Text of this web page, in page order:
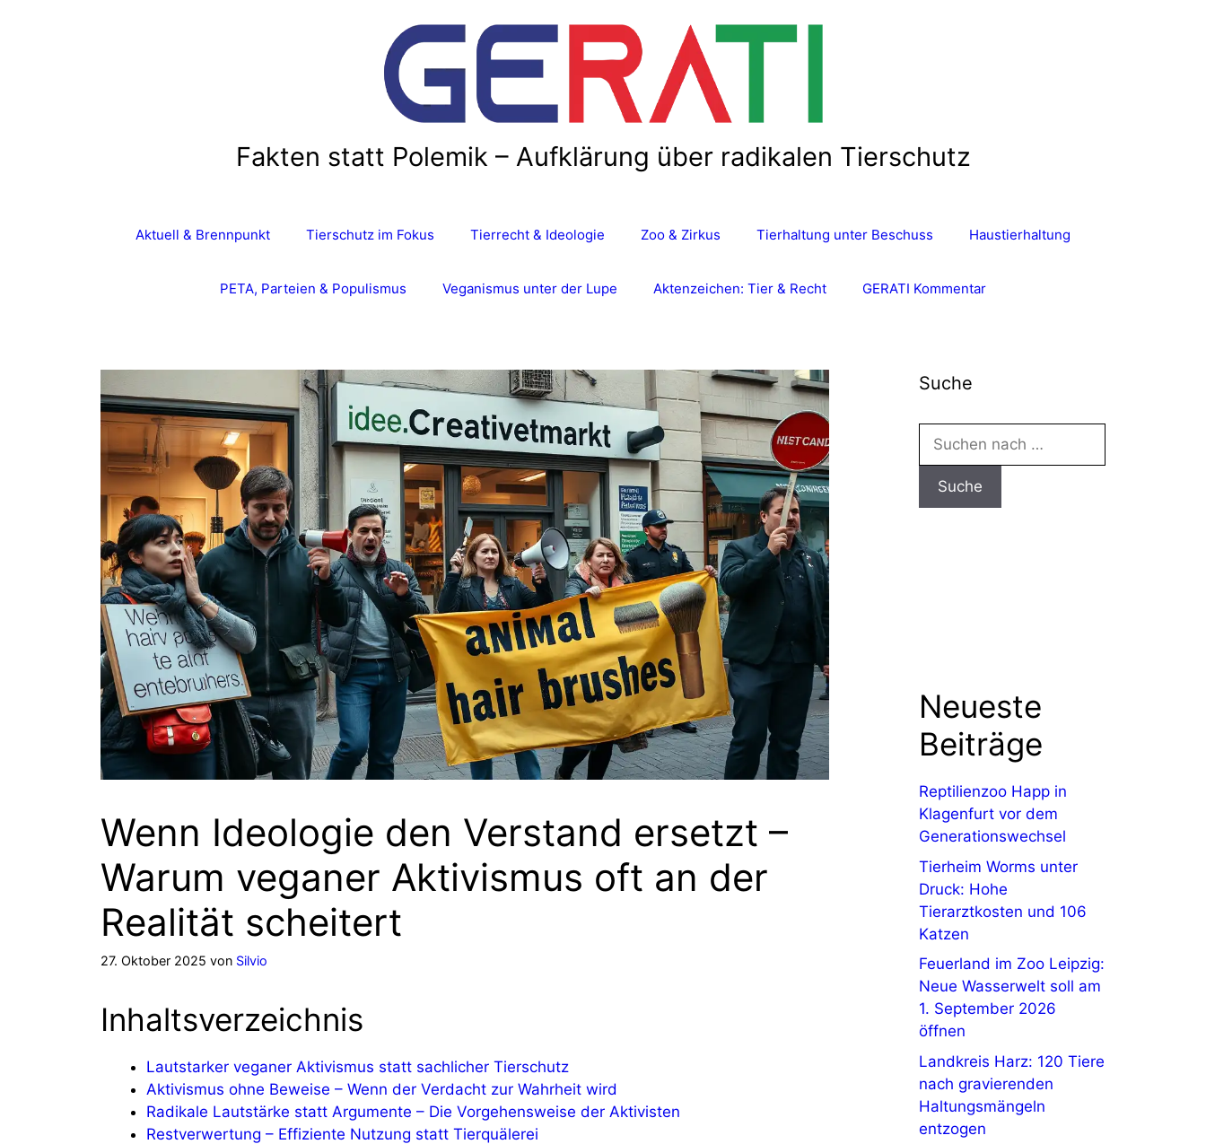
Fakten statt Polemik – Aufklärung über radikalen Tierschutz
Aktuell & Brennpunkt Tierschutz im Fokus Tierrecht & Ideologie Zoo & Zirkus Tierhaltung unter Beschuss Haustierhaltung
PETA, Parteien & Populismus Veganismus unter der Lupe Aktenzeichen: Tier & Recht GERATI Kommentar
Wenn Ideologie den Verstand ersetzt –
Warum veganer Aktivismus oft an der
Realität scheitert
27. Oktober 2025 von Silvio
Inhaltsverzeichnis
Lautstarker veganer Aktivismus statt sachlicher Tierschutz
Aktivismus ohne Beweise – Wenn der Verdacht zur Wahrheit wird
Radikale Lautstärke statt Argumente – Die Vorgehensweise der Aktivisten
Restverwertung – Effiziente Nutzung statt Tierquälerei
Suche
Suchen
nach:
Neueste
Beiträge
Reptilienzoo Happ in
Klagenfurt vor dem
Generationswechsel
Tierheim Worms unter
Druck: Hohe
Tierarztkosten und 106
Katzen
Feuerland im Zoo Leipzig:
Neue Wasserwelt soll am
1. September 2026
öffnen
Landkreis Harz: 120 Tiere
nach gravierenden
Haltungsmängeln
entzogen